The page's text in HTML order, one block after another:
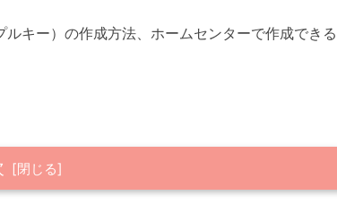
キー）の作成方法、ホームセンターで作成できる